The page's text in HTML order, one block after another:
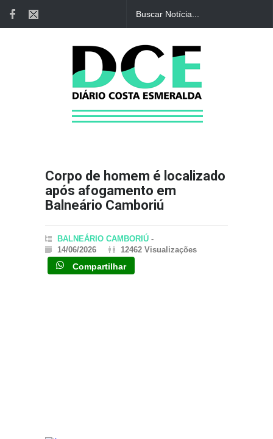
Corpo de homem é localizado
após afogamento em
Balneário Camboriú
BALNEÁRIO CAMBORIÚ -
14/06/2026
12462 Visualizações
Compartilhar